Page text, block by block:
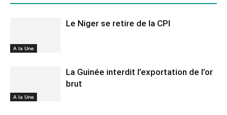
A la Une
Le Niger se retire de la CPI
A la Une
La Guinée interdit l’exportation de l’or
brut